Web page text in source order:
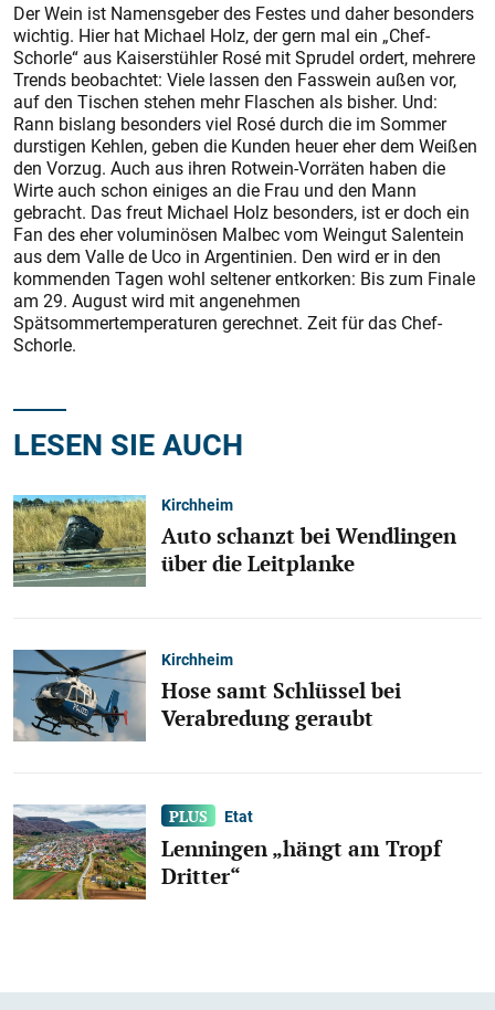
Der Wein ist Namensgeber des Festes und daher besonders
wichtig. Hier hat Michael Holz, der gern mal ein „Chef-
Schorle“ aus Kaiserstühler Rosé mit Sprudel ordert, mehrere
Trends beobachtet: Viele lassen den Fasswein außen vor,
auf den Tischen stehen mehr Flaschen als bisher. Und:
Rann bislang besonders viel Rosé durch die im Sommer
durstigen Kehlen, geben die Kunden heuer eher dem Weißen
den Vorzug. Auch aus ihren Rotwein-Vorräten haben die
Wirte auch schon einiges an die Frau und den Mann
gebracht. Das freut Michael Holz besonders, ist er doch ein
Fan des eher voluminösen Malbec vom Weingut Salentein
aus dem Valle de Uco in Argentinien. Den wird er in den
kommenden Tagen wohl seltener entkorken: Bis zum Finale
am 29. August wird mit angenehmen
Spätsommertemperaturen gerechnet. Zeit für das Chef-
Schorle.
LESEN SIE AUCH
Kirchheim
Auto schanzt bei Wendlingen
über die Leitplanke
Kirchheim
Hose samt Schlüssel bei
Verabredung geraubt
Etat
Lenningen „hängt am Tropf
Dritter“